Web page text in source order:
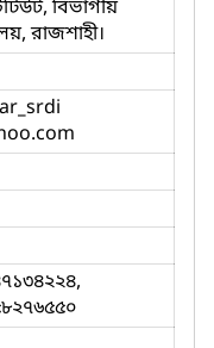
বিভাগীয়
রাজশাহী।